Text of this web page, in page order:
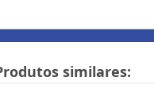
similares: